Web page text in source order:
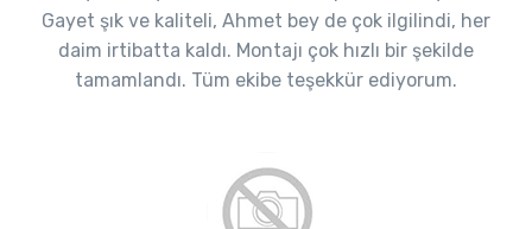
Gayet şık ve kaliteli, Ahmet bey de çok ilgilindi, her
daim irtibatta kaldı. Montajı çok hızlı bir şekilde
tamamlandı. Tüm ekibe teşekkür ediyorum.